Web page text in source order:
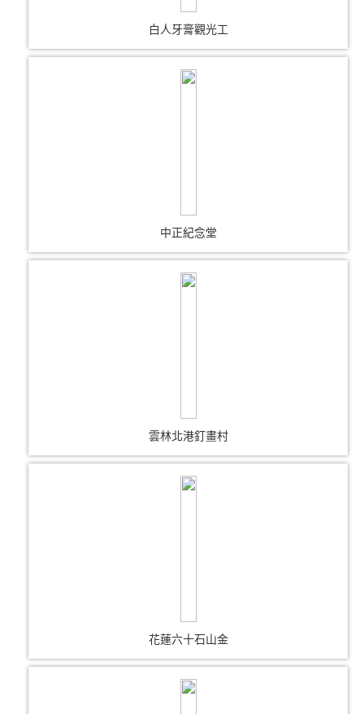
白人牙膏觀光工
中正紀念堂
雲林北港釘畫村
花蓮六十石山金